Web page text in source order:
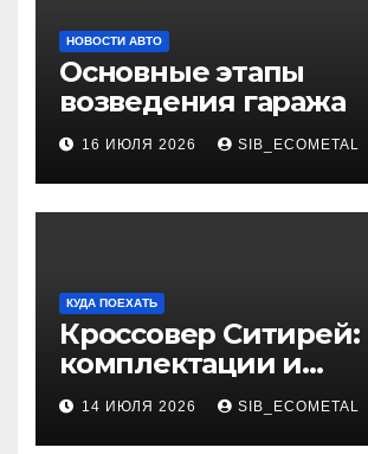
НОВОСТИ АВТО
Основные этапы
возведения гаража
16 ИЮЛЯ 2026 SIB_ECOMETAL
КУДА ПОЕХАТЬ
Кроссовер Ситирей:
комплектации и
характеристики
14 ИЮЛЯ 2026 SIB_ECOMETAL